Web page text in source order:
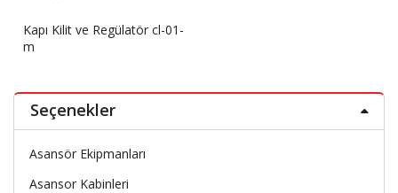
Kapı Kilit ve Regülatör cl-01-
m
Seçenekler
Asansör Ekipmanları
Asansor Kabinleri